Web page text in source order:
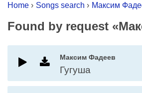
Home › Songs search › Максим
Максим Фадеев
Гугуша